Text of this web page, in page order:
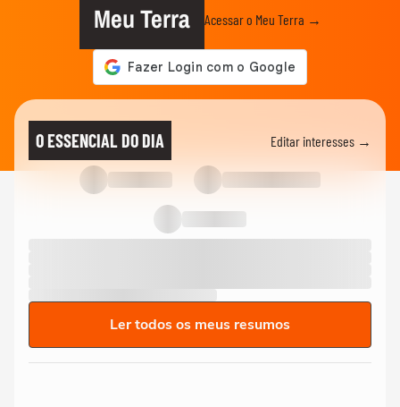
Meu Terra Acessar o Meu Terra →
O ESSENCIAL DO DIA Editar interesses →
Ler todos os meus resumos